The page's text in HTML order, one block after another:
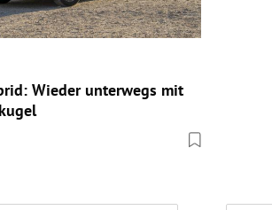
Wieder unterwegs mit